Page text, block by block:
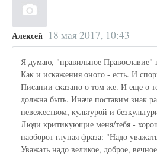
Алексей 18 мая 2017, 10:43
Я думаю, "правильное Православие"
Как и искажения оного - есть. И
Писании сказано о том же. И еще о
должна быть. Иначе поставим знак
невежеством, культурой и
Люди критикующие меня/тебя -
наоборот глупая фраза: "Надо
Уважать надо великое, доброе,